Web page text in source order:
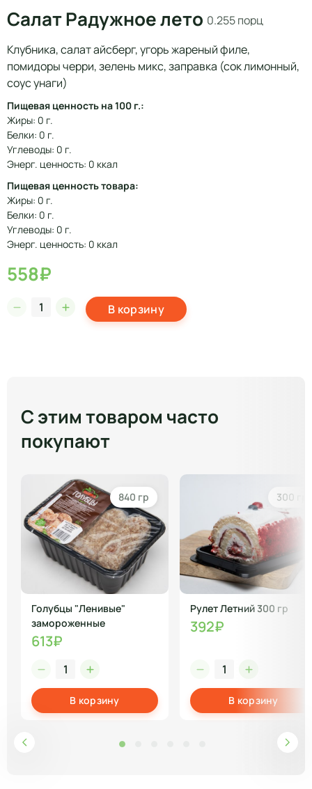
Салат Радужное лето 0.255 порц
Клубника, салат айсберг, угорь жареный филе,
помидоры черри, зелень микс, заправка (сок лимонный,
соус унаги)
Пищевая ценность на 100 г.:
Жиры: 0 г.
Белки: 0 г.
Углеводы: 0 г.
Энерг. ценность: 0 ккал
Пищевая ценность товара:
Жиры: 0 г.
Белки: 0 г.
Углеводы: 0 г.
Энерг. ценность: 0 ккал
558₽
В корзину
С этим товаром часто
покупают
840 гр
Голубцы "Ленивые"
замороженные
613₽
В корзину
300 гр
Рулет Летний 300 гр
392₽
В корзину